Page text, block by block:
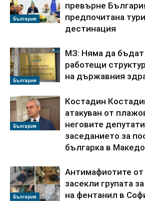
България
превърне
предпочитана
дестинация
България
МЗ: Няма да бъдат
работещи
на държавния
България
Костадин
атакуван от
неговите
заседанието за
българка в
България
Антимафиотите
засекли групата
на фентанил в